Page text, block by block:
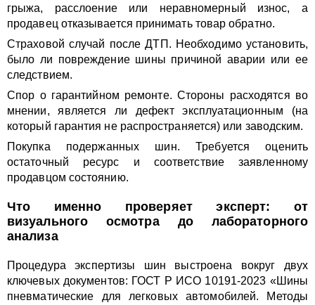
грыжа, расслоение или неравномерный износ, а
продавец отказывается принимать товар обратно.
Страховой случай после ДТП. Необходимо установить,
было ли повреждение шины причиной аварии или ее
следствием.
Спор о гарантийном ремонте. Стороны расходятся во
мнении, является ли дефект эксплуатационным (на
который гарантия не распространяется) или заводским.
Покупка подержанных шин. Требуется оценить
остаточный ресурс и соответствие заявленному
продавцом состоянию.
Что именно проверяет эксперт: от
визуального осмотра до лабораторного
анализа
Процедура экспертизы шин выстроена вокруг двух
ключевых документов: ГОСТ Р ИСО 10191-2023 «Шины
пневматические для легковых автомобилей. Методы